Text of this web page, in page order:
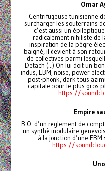
Omar
Centrifugeuse tunisienne
surcharger les souterrains
c’est aussi un
radicalement nihiliste de
inspiration de la pègre
baigné, il devient à son
de collectives parmi
Detach (...) On lui doit un
indus, EBM, noise, power
post-phonk, dark tous
capitale pour le plus gros
https://
Empire
B.O. d’un règlement de
un synthè modulaire
à la jonction d’une
https://